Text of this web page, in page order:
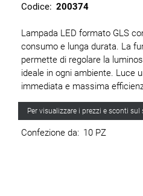
Codice: 200374
Lampada LED formato GLS
consumo e lunga durata. La
permette di regolare la
ideale in ogni ambiente. Luce
immediata e massima
Per visualizzare i prezzi e sconti sul
Confezione da: 10 PZ